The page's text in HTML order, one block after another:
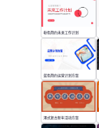
粉色简约未来工作计划
蓝色简约运营计划方案
港式复古新年活动方案